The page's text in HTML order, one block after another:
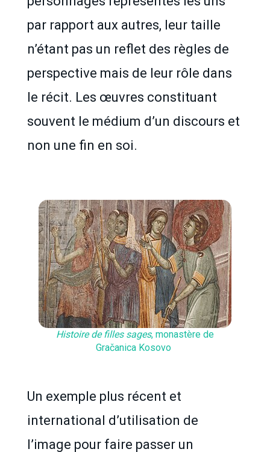
par rapport aux autres, leur taille
n’étant pas un reflet des règles de
perspective mais de leur rôle dans
le récit. Les œuvres constituant
souvent le médium d’un discours et
non une fin en soi.
Histoire de filles sages, monastère de
Gračanica Kosovo
Un exemple plus récent et
international d’utilisation de
l’image pour faire passer un